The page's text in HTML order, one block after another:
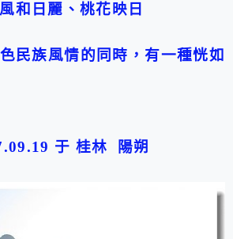
和日麗、桃花映日
民族風情的同時，有一種恍如
于 桂林 陽朔